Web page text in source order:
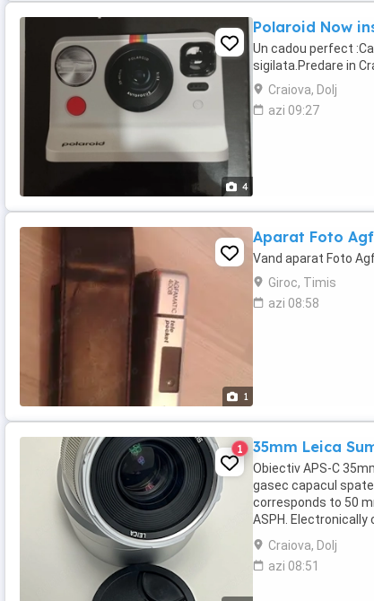
4
Polaroid Now
Un cadou perfect
sigilata.Predare in
Craiova, Dolj
azi 09:27
1
Aparat Foto
Vand aparat Foto
Giroc, Timis
azi 08:58
1 35mm Leica
Obiectiv APS-C
gasec capacul
corresponds to 50
ASPH.
elements in 8
Craiova, Dolj
azi 08:51